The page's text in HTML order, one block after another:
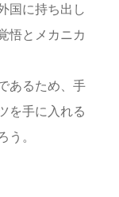
国に持ち出し
悟とメカニカ
あるため、手
を手に入れる
う。